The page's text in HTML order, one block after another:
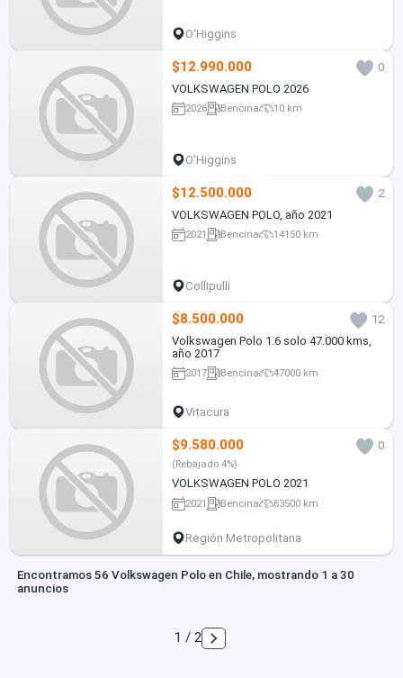
O'Higgins
$12.990.000
0
VOLKSWAGEN POLO 2026
2026 Bencina 10 km
O'Higgins
$12.500.000
2
VOLKSWAGEN POLO, año 2021
2021 Bencina 14150 km
Collipulli
$8.500.000
12
Volkswagen Polo 1.6 solo 47.000 kms,
año 2017
2017 Bencina 47000 km
Vitacura
$9.580.000 0
(Rebajado 4%)
VOLKSWAGEN POLO 2021
2021 Bencina 63500 km
Región Metropolitana
Encontramos 56 Volkswagen Polo en Chile, mostrando 1 a 30
anuncios
1 / 2